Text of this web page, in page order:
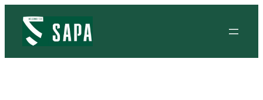
sisältöön